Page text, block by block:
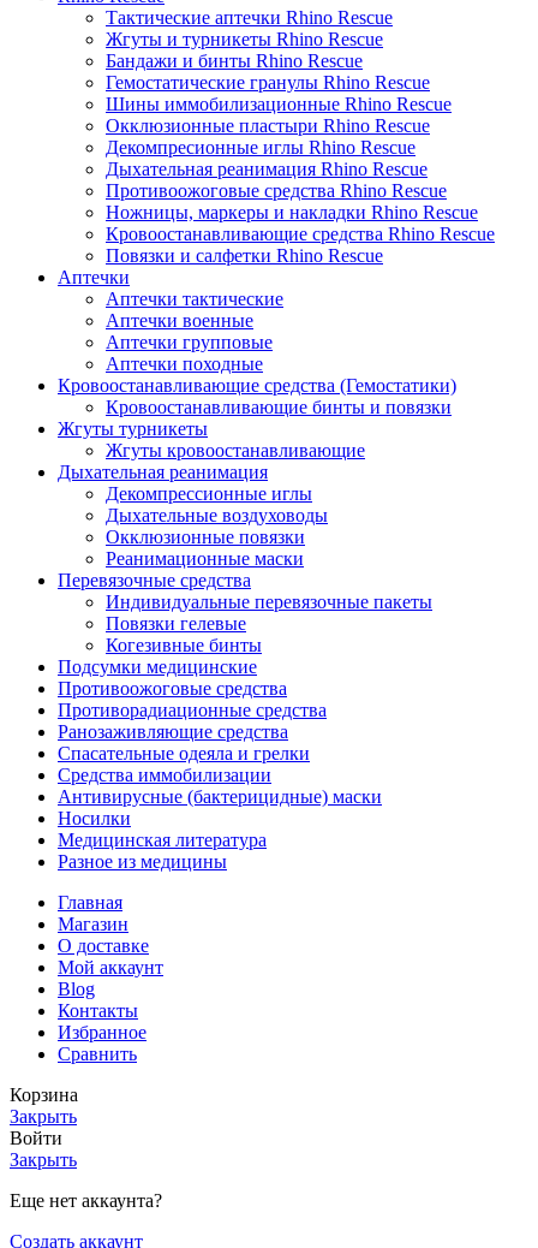
Тактические аптечки Rhino Rescue
Жгуты и турникеты Rhino Rescue
Бандажи и бинты Rhino Rescue
Гемостатические гранулы Rhino Rescue
Шины иммобилизационные Rhino Rescue
Окклюзионные пластыри Rhino Rescue
Декомпресионные иглы Rhino Rescue
Дыхательная реанимация Rhino Rescue
Противоожоговые средства Rhino Rescue
Ножницы, маркеры и накладки Rhino Rescue
Кровоостанавливающие средства Rhino Rescue
Повязки и салфетки Rhino Rescue
Аптечки
Аптечки тактические
Аптечки военные
Аптечки групповые
Аптечки походные
Кровоостанавливающие средства (Гемостатики)
Кровоостанавливающие бинты и повязки
Жгуты турникеты
Жгуты кровоостанавливающие
Дыхательная реанимация
Декомпрессионные иглы
Дыхательные воздуховоды
Окклюзионные повязки
Реанимационные маски
Перевязочные средства
Индивидуальные перевязочные пакеты
Повязки гелевые
Когезивные бинты
Подсумки медицинские
Противоожоговые средства
Противорадиационные средства
Ранозаживляющие средства
Спасательные одеяла и грелки
Средства иммобилизации
Антивирусные (бактерицидные) маски
Носилки
Медицинская литература
Разное из медицины
Главная
Магазин
О доставке
Мой аккаунт
Blog
Контакты
Избранное
Сравнить
Корзина
Закрыть
Войти
Закрыть
Еще нет аккаунта?
Создать аккаунт